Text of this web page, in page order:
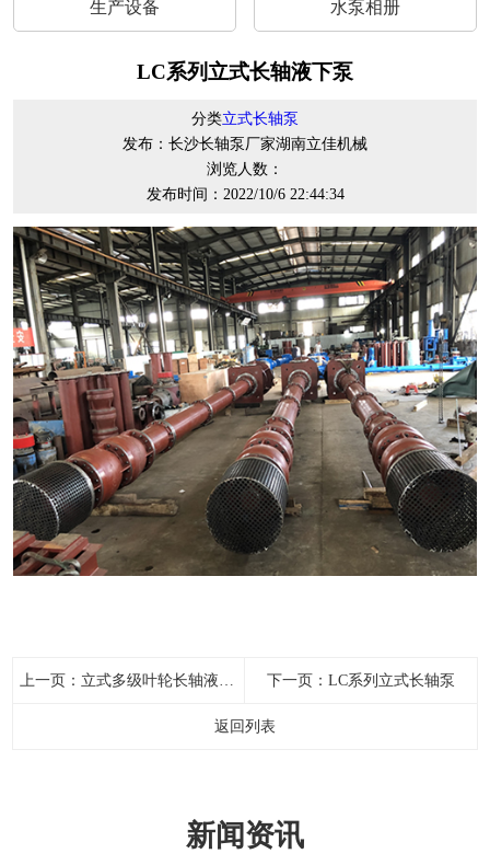
生产设备 水泵相册
LC系列立式长轴液下泵
分类立式长轴泵
发布：长沙长轴泵厂家湖南立佳机械
浏览人数：
发布时间：2022/10/6 22:44:34
上一页： 立式多级叶轮长轴液下泵 下一页：LC系列立式长轴泵
返回列表
新闻资讯